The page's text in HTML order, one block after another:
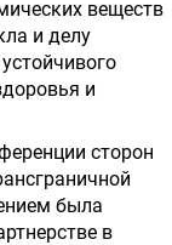
веществ
и делу
и
сторон
была
в